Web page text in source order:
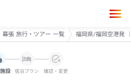
幕張 旅行・ツアー 一覧 福岡県/福岡空港発
設 宿泊プラン 確認・変更